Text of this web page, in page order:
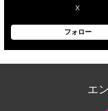
X
フォロー
エ